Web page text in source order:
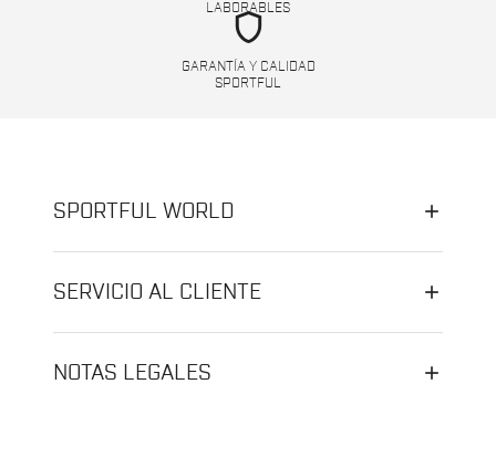
LABORABLES
shield
GARANTÍA Y CALIDAD
SPORTFUL
SPORTFUL WORLD
SERVICIO AL CLIENTE
NOTAS LEGALES